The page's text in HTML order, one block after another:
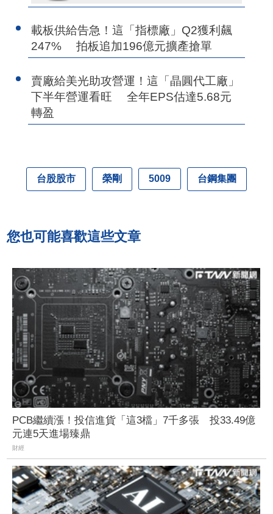
載板供給告急！這「指標廠」Q2獲利飆
247% 拍板追加196億元擴產搶單
賣廠給美光助攻營運！這「晶圓代工廠」
下半年營運看旺 全年EPS估達5.68元
轉盈
台股股市 榮剛 5009 台鋼集團
您也可能喜歡這些文章
PCB繼續漲！投信進貨「這3檔」7千多張 投33.49億
元連5天進場臻鼎
財經